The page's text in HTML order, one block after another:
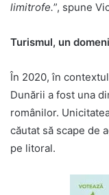
limitrofe.”, spune
Turismul, un
În 2020, în
Dunării a fost una
românilor.
căutat să scape de
pe litoral.